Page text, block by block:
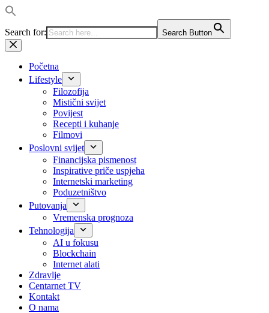
Search for: Search Button
Preskoči
na
sadržajPočetna
Lifestyle
Filozofija
Mistični svijet
Povijest
Recepti i kuhanje
Filmovi
Poslovni svijet
Financijska pismenost
Inspirative priče uspjeha
Internetski marketing
Poduzetništvo
Putovanja
Vremenska prognoza
Tehnologija
AI u fokusu
Blockchain
Internet alati
Zdravlje
Centarnet TV
Kontakt
O nama